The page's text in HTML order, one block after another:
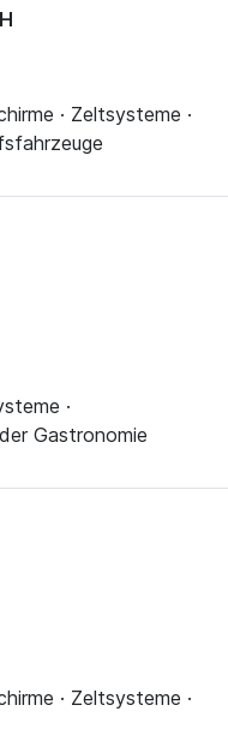
· Zeltsysteme ·
·
Gastronomie
· Zeltsysteme ·